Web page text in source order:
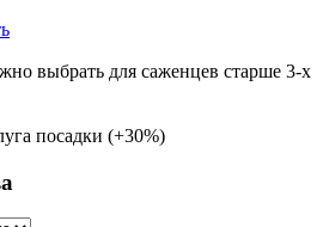
выбрать для саженцев старше 3-х
посадки (+30%)